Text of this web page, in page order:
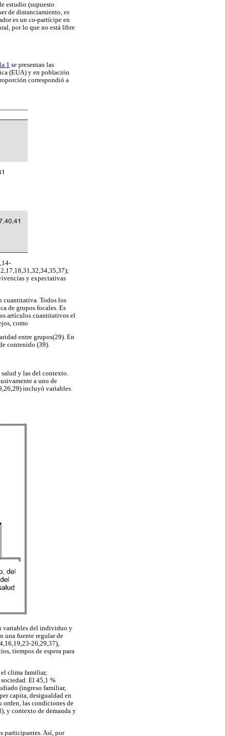
estudio (supuesto
de distanciamiento, es
es un co-partícipe en
por lo que no está libre
1 se presentan las
(EUA) y en población
correspondió a
y expectativas
cuantitativa. Todos los
de grupos focales. Es
artículos cuantitativos el
como
entre grupos(29). En
contenido (39).
y las del contexto.
a uno de
incluyó variables
variables del individuo y
una fuente regular de
26,29,37),
tiempos de espera para
el clima familiar,
El 45,1 %
(ingreso familiar,
capita, desigualdad en
orden, las condiciones de
y contexto de demanda y
participantes. Así, por